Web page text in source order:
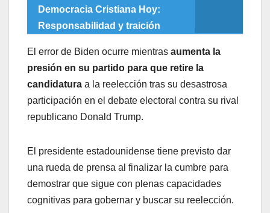
Democracia Cristiana Hoy:
Responsabilidad y traición
El error de Biden ocurre mientras aumenta la
presión en su partido para que retire la
candidatura a la reelección tras su desastrosa
participación en el debate electoral contra su rival
republicano Donald Trump.
El presidente estadounidense tiene previsto dar
una rueda de prensa al finalizar la cumbre para
demostrar que sigue con plenas capacidades
cognitivas para gobernar y buscar su reelección.